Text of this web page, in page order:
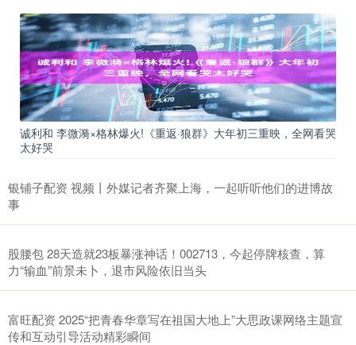
诚利和 李微漪×格林爆火!《重返·狼群》大年初三重映，全网看哭
太好哭
银铺子配资 视频丨外媒记者齐聚上海，一起听听他们的进博故
事
股腰包 28天造就23板暴涨神话！002713，今起停牌核查，算
力“输血”前景未卜，退市风险依旧当头
富旺配资 2025“把青春华章写在祖国大地上”大思政课网络主题宣
传和互动引导活动精彩瞬间